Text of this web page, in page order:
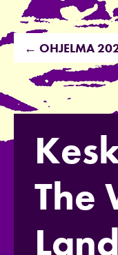
← OHJELMA
The
Land